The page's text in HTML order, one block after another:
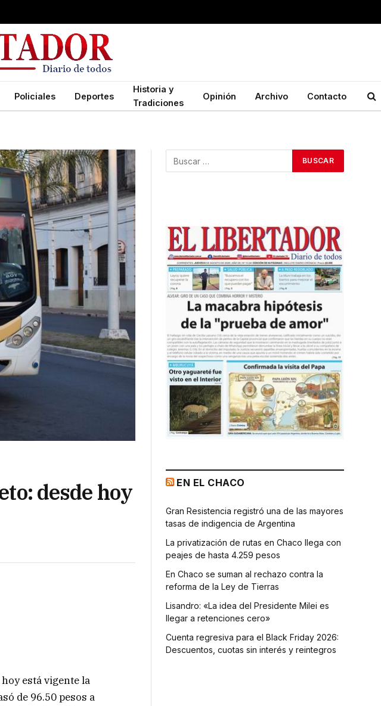
Policiales Deportes
Historia y
Tradiciones
Opinión Archivo Contacto
desde hoy
está vigente la
de 96.50 pesos a
EN EL CHACO
Gran Resistencia registró una de las mayores
tasas de indigencia de Argentina
La privatización de rutas en Chaco llega con
peajes de hasta 4.259 pesos
En Chaco se suman al rechazo contra la
reforma de la Ley de Tierras
Lisandro: «La idea del Presidente Milei es
llegar a retenciones cero»
Cuenta regresiva para el Black Friday 2026:
Descuentos, cuotas sin interés y reintegros